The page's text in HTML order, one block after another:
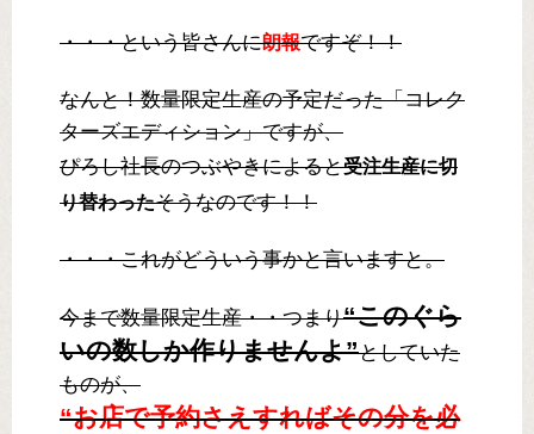
・・・という皆さんに朗報ですぞ！！
なんと！数量限定生産の予定だった「コレク
ターズエディション」ですが、
ぴろし社長のつぶやきによると受注生産に切
り替わったそうなのです！！
・・・これがどういう事かと言いますと。
今まで数量限定生産・・つまり“このぐら
いの数しか作りませんよ”としていた
ものが、
“お店で予約さえすればその分を必